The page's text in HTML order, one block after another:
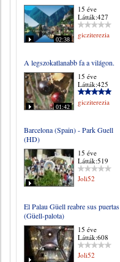
02:38
15 éve
Látták:427
gicziterezia
A legszokatlanabb fa a világon.
01:42
15 éve
Látták:425
gicziterezia
Barcelona (Spain) - Park Guell
(HD)
15 éve
Látták:519
Joli52
El Palau Güell reabre sus puertas
(Güell-palota)
15 éve
Látták:608
Joli52